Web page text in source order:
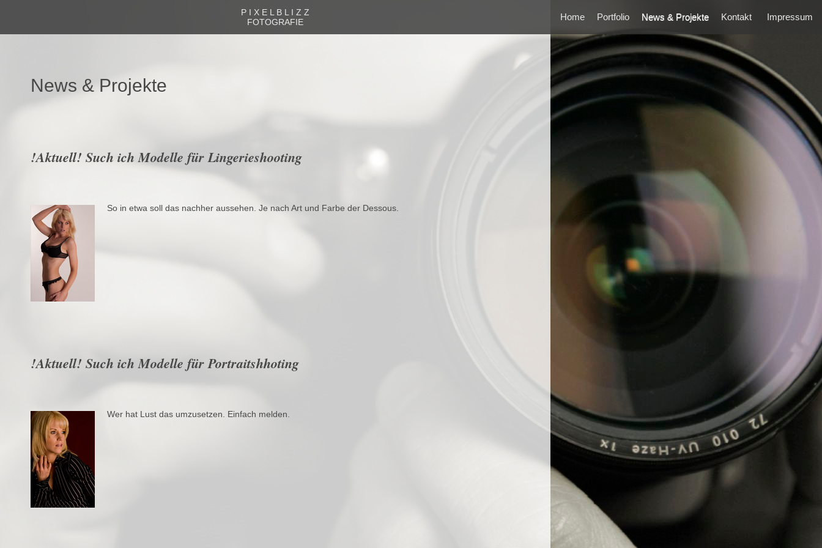
Home Portfolio News & Projekte Kontakt Impressum
P I X E L B L I Z Z
FOTOGRAFIE
News & Projekte
!Aktuell! Such ich Modelle für Lingerieshooting
So in etwa soll das nachher aussehen. Je nach Art und Farbe der Dessous.
!Aktuell! Such ich Modelle für Portraitshhoting
Wer hat Lust das umzusetzen. Einfach melden.